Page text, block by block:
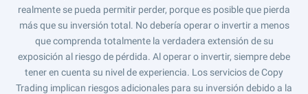
realmente se pueda permitir perder, porque es posible que pierda
más que su inversión total. No debería operar o invertir a menos
que comprenda totalmente la verdadera extensión de su
exposición al riesgo de pérdida. Al operar o invertir, siempre debe
tener en cuenta su nivel de experiencia. Los servicios de Copy
Trading implican riesgos adicionales para su inversión debido a la